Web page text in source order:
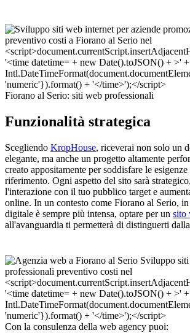
Fiorano al Serio: siti web professionali
Funzionalità strategica
Scegliendo KropHouse, riceverai non solo un
elegante, ma anche un progetto altamente
creato appositamente per soddisfare le
riferimento. Ogni aspetto del sito sarà
l'interazione con il tuo pubblico target e
online. In un contesto come Fiorano al Serio,
digitale è sempre più intensa, optare per un sito
all'avanguardia ti permetterà di distinguerti dalla
Con la consulenza della web agency puoi: